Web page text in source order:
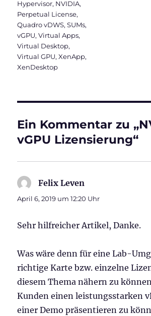
Hypervisor, NVIDIA,
Perpetual License,
Quadro vDWS,SUMs,
vGPU,Virtual Apps,
Virtual Desktop,
Virtual GPU,XenApp,
XenDesktop
Ein Kommentar zu
vGPU Lizensierung“
Felix Leven
April 6, 2019 um 12:20 Uhr
Sehr hilfreicher Artikel, Danke.
Was wäre denn für eine Lab-
richtige Karte bzw. einzelne
diesem Thema nähern zu
Kunden einen leistungsstarken
einer Demo präsentieren zu